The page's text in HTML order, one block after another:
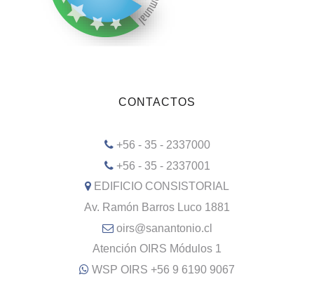
CONTACTOS
+56 - 35 - 2337000
+56 - 35 - 2337001
EDIFICIO CONSISTORIAL
Av. Ramón Barros Luco 1881
oirs@sanantonio.cl
Atención OIRS Módulos 1
WSP OIRS +56 9 6190 9067